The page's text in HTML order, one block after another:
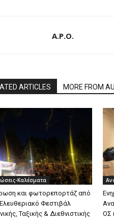
A.P.O.
ARTICLES MORE FROM
Καλέσματα
και φωτορεπορτάζ από
Φεστιβάλ
Ταξικής & Διεθνιστικής
ΟΣ